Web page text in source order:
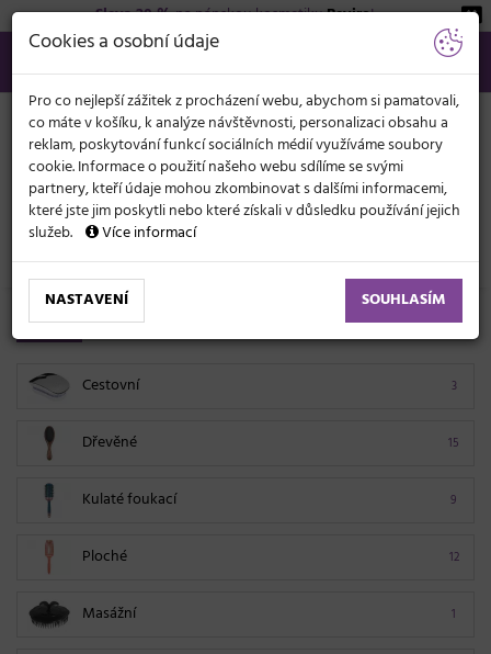
Sleva 20 %na pánskou kosmetikuBeviro!
566 440 099
info@svetkadernictvi.cz
Po−pá: 8−17
Vše o nákupu Kč
KATEGORIE
MENU
Kadeřnické potřeby Kartáče
Kartáče na vlasy Sibel
3
Cestovní
15
Dřevěné
9
Kulaté foukací
12
Ploché
1
Masážní
Cookies a osobní údaje
Pro co nejlepší zážitek z procházení webu, abychom si pamatovali,
co máte v košíku, k analýze návštěvnosti, personalizaci obsahu a
reklam, poskytování funkcí sociálních médií využíváme soubory
cookie. Informace o použití našeho webu sdílíme se svými
partnery, kteří údaje mohou zkombinovat s dalšími informacemi,
které jste jim poskytli nebo které získali v důsledku používání jejich
služeb.
Více informací
NASTAVENÍ SOUHLASÍM